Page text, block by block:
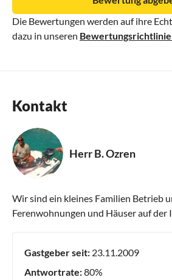
Die Bewertungen werden auf ihre
dazu in unseren
Kontakt
Herr B. Ozren
Wir sind ein kleines Familien Betrieb
Ferenwohnungen und Häuser auf der
Gastgeber seit: 23.11.2009
Antwortrate:80%